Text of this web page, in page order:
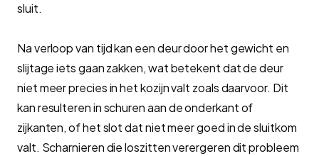
sluit.
Na verloop van tijd kan een deur door het gewicht en
slijtage iets gaan zakken, wat betekent dat de deur
niet meer precies in het kozijn valt zoals daarvoor. Dit
kan resulteren in schuren aan de onderkant of
zijkanten, of het slot dat niet meer goed in de sluitkom
valt. Scharnieren die loszitten verergeren dit probleem